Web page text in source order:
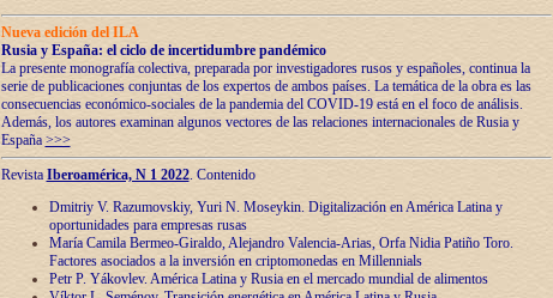
Nueva edición del ILA
Rusia y España: el ciclo de incertidumbre pandémico
La presente monografía colectiva, preparada por investigadores rusos y españoles, continua la
serie de publicaciones conjuntas de los expertos de ambos países. La temática de la obra es las
consecuencias económico-sociales de la pandemia del COVID-19 está en el foco de análisis.
Además, los autores examinan algunos vectores de las relaciones internacionales de Rusia y
España >>>
Revista Iberoamérica, N 1 2022. Contenido
Dmitriy V. Razumovskiy, Yuri N. Moseykin. Digitalización en América Latina y
oportunidades para empresas rusas
María Camila Bermeo-Giraldo, Alejandro Valencia-Arias, Orfa Nidia Patiño Toro.
Factores asociados a la inversión en criptomonedas en Millennials
Petr P. Yákovlev. América Latina y Rusia en el mercado mundial de alimentos